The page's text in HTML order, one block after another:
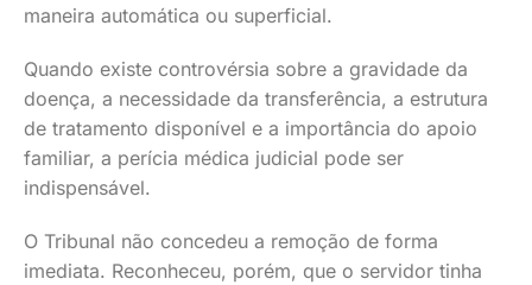
maneira automática ou superficial.
Quando existe controvérsia sobre a gravidade da
doença, a necessidade da transferência, a estrutura
de tratamento disponível e a importância do apoio
familiar, a perícia médica judicial pode ser
indispensável.
O Tribunal não concedeu a remoção de forma
imediata. Reconheceu, porém, que o servidor tinha